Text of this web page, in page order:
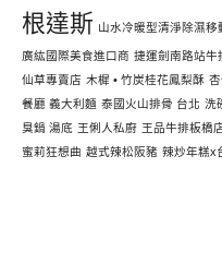
根達斯 山水冷暖型清淨除濕移
廣紘國際美食進口商 捷運劍南路站牛
仙草專賣店 木樨 • 竹炭桂花鳳梨酥
餐廳 義大利麵 泰國火山排骨 台北 洗
臭鍋 湯底 王俐人私廚 王品牛排板橋
蜜莉狂想曲 越式辣松阪豬 辣炒年糕x